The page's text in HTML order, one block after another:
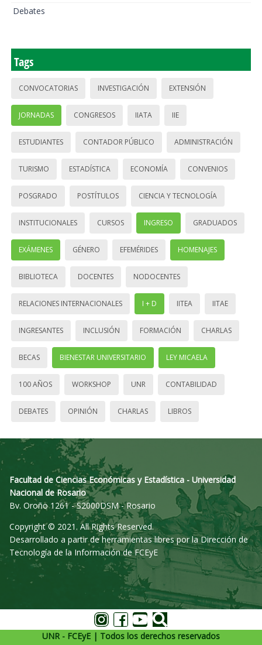
Debates
Tags
CONVOCATORIAS INVESTIGACIÓN EXTENSIÓN
JORNADAS CONGRESOS IIATA IIE
ESTUDIANTES CONTADOR PÚBLICO ADMINISTRACIÓN
TURISMO ESTADÍSTICA ECONOMÍA CONVENIOS
POSGRADO POSTÍTULOS CIENCIA Y TECNOLOGÍA
INSTITUCIONALES CURSOS INGRESO GRADUADOS
EXÁMENES GÉNERO EFEMÉRIDES HOMENAJES
BIBLIOTECA DOCENTES NODOCENTES
RELACIONES INTERNACIONALES I + D IITEA IITAE
INGRESANTES INCLUSIÓN FORMACIÓN CHARLAS
BECAS BIENESTAR UNIVERSITARIO LEY MICAELA
100 AÑOS WORKSHOP UNR CONTABILIDAD
DEBATES OPINIÓN CHARLAS LIBROS
Facultad de Ciencias Económicas y Estadística - Universidad
Nacional de Rosario
Bv. Oroño 1261 - S2000DSM - Rosario
Copyright © 2021. All Rights Reserved.
Desarrollado a partir de herramientas libres por la Dirección de
Tecnología de la Información de FCEyE
UNR - FCEyE | Todos los derechos reservados